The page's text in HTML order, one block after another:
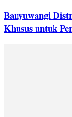
Banyuwangi
Khusus untuk